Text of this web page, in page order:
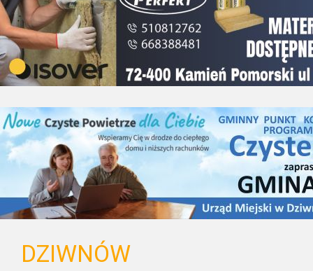
DZIWNÓW